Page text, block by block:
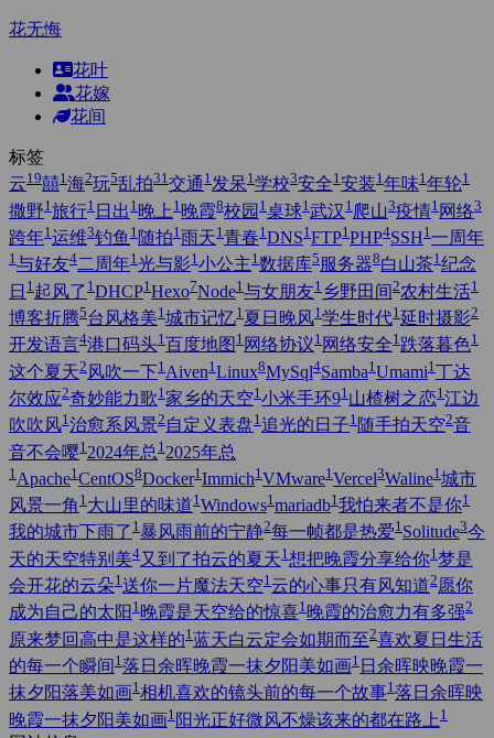
花无悔
花叶
花嫁
花间
标签
云19囍1 海2玩5乱拍31 交通 1 发呆1 学校3安全1 安装1 年味1 年轮1
撒野1 旅行1 日出 1 晚上 1 晚霞8校园 1 桌球1 武汉 1 爬山3疫情1 网络3
跨年1 运维3钓鱼 1 随拍1 雨天1 青春1 DNS1 FTP1 PHP4SSH1 一周年
1 与好友4二周年1 光与影1 小公主1 数据库5 服务器8白山茶1 纪念
日 1 起风了 1 DHCP1 Hexo7Node1 与女朋友1 乡野田间 2农村生活1
博客折腾5台风格美1 城市记忆1 夏日晚风1 学生时代1 延时摄影2
开发语言4港口码头1 百度地图 1 网络协议1 网络安全1 跌落暮色1
这个夏天2 风吹一下1 Aiven1 Linux8MySql4Samba1 Umami1 丁达
尔效应2奇妙能力歌1 家乡的天空1 小米手环91 山楂树之恋1 江边
吹吹风1 治愈系风景2 自定义表盘1 追光的日子1 随手拍天空2音
音不会嘤1 2024年总 1 2025年总
1 Apache1 CentOS8Docker1 Immich1 VMware1 Vercel3Waline1 城市
风景一角 1 大山里的味道1 Windows1 mariadb1 我怕来者不是你1
我的城市下雨了 1暴风雨前的宁静2每一帧都是热爱1Solitude3今
天的天空特别美4又到了拍云的夏天1 想把晚霞分享给你1 梦是
会开花的云朵1 送你一片魔法天空1 云的心事只有风知道2愿你
成为自己的太阳 1晚霞是天空给的惊喜1晚霞的治愈力有多强2
原来梦回高中是这样的1 蓝天白云定会如期而至2喜欢夏日生活
的每一个瞬间 1 落日余晖晚霞一抹夕阳美如画1 日余晖映晚霞一
抹夕阳落美如画1相机喜欢的镜头前的每一个故事1落日余晖映
晚霞一抹夕阳美如画1 阳光正好微风不燥该来的都在路上 1